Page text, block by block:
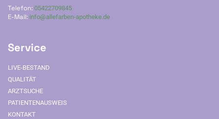
Telefon: 05422709845
E-Mail: info@allefarben-apotheke.de
Service
LIVE-BESTAND
QUALITÄT
ARZTSUCHE
PATIENTENAUSWEIS
KONTAKT